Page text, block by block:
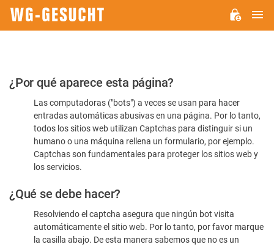
Por
favor,
confirme
humano
¿Por qué aparece esta página?
Las computadoras ("bots") a veces se usan para hacer
entradas automáticas abusivas en una página. Por lo tanto,
todos los sitios web utilizan Captchas para distinguir si un
humano o una máquina rellena un formulario, por ejemplo.
Captchas son fundamentales para proteger los sitios web y
los servicios.
¿Qué se debe hacer?
Resolviendo el captcha asegura que ningún bot visita
automáticamente el sitio web. Por lo tanto, por favor marque
la casilla abajo. De esta manera sabemos que no es un